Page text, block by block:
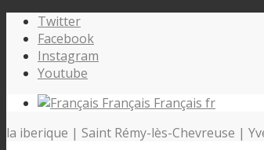
Twitter
Facebook
Instagram
Youtube
Français Français fr
la iberique | Saint Rémy-lès-Chevreuse |